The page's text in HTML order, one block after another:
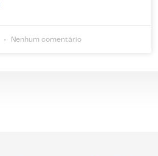
Nenhum comentário